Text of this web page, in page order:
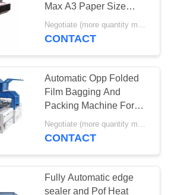
2
Max A3 Paper Size
Single Side Lamination
Negotiate (more quantity more cheap ) MOQ:1セット
CONTACT
Automatic Opp Folded
Film Bagging And
Packing Machine For
Notebook Magazine
Envelope
Negotiate (more quantity more cheap ) MOQ:1セット
CONTACT
Fully Automatic edge
sealer and Pof Heat